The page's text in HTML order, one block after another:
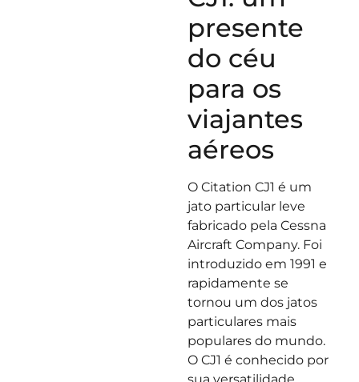
presente
do céu
para os
viajantes
aéreos
O Citation CJ1 é um
jato particular leve
fabricado pela Cessna
Aircraft Company. Foi
introduzido em 1991 e
rapidamente se
tornou um dos jatos
particulares mais
populares do mundo.
O CJ1 é conhecido por